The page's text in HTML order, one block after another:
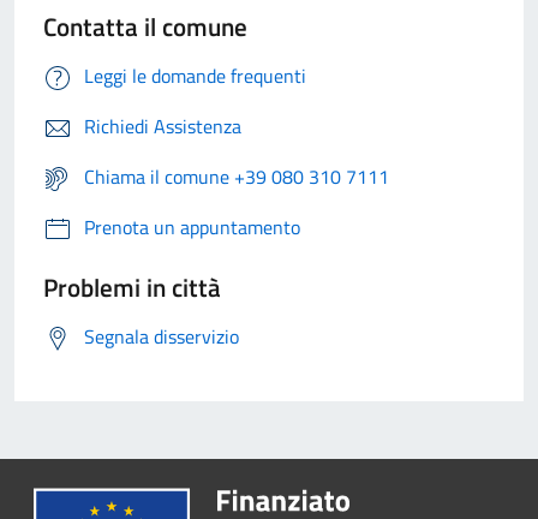
Contatta il comune
Leggi le domande frequenti
Richiedi Assistenza
Chiama il comune +39 080 310 7111
Prenota un appuntamento
Problemi in città
Segnala disservizio